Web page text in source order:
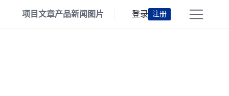
项目文章产品新闻 图片 登录 注册